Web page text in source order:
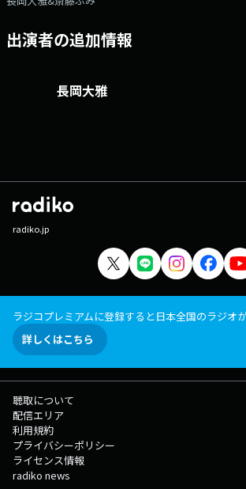
出演者の追加情報
長岡大雅
radiko.jp
ラジコプレミアムに登録すると日本全国のラジオ
詳しくはこちら
聴取について
配信エリア
利用規約
プライバシーポリシー
ライセンス情報
radiko news